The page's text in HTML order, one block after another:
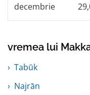
decembrie
vremea lui
Tabūk
Najrān